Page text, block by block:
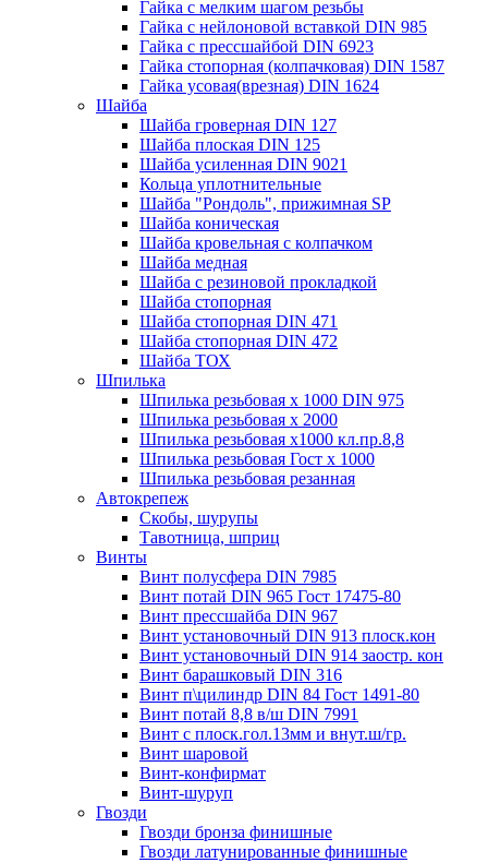
Гайка с мелким шагом резьбы
Гайка с нейлоновой вставкой DIN 985
Гайка с прессшайбой DIN 6923
Гайка стопорная (колпачковая) DIN 1587
Гайка усовая(врезная) DIN 1624
Шайба
Шайба гроверная DIN 127
Шайба плоская DIN 125
Шайба усиленная DIN 9021
Кольца уплотнительные
Шайба "Рондоль", прижимная SP
Шайба коническая
Шайба кровельная с колпачком
Шайба медная
Шайба с резиновой прокладкой
Шайба стопорная
Шайба стопорная DIN 471
Шайба стопорная DIN 472
Шайба ТОХ
Шпилька
Шпилька резьбовая х 1000 DIN 975
Шпилька резьбовая х 2000
Шпилька резьбовая х1000 кл.пр.8,8
Шпилька резьбовая Гост х 1000
Шпилька резьбовая резанная
Автокрепеж
Скобы, шурупы
Тавотница, шприц
Винты
Винт полусфера DIN 7985
Винт потай DIN 965 Гост 17475-80
Винт прессшайба DIN 967
Винт установочный DIN 913 плоск.кон
Винт установочный DIN 914 заостр. кон
Винт барашковый DIN 316
Винт п\цилиндр DIN 84 Гост 1491-80
Винт потай 8,8 в/ш DIN 7991
Винт с плоск.гол.13мм и внут.ш/гр.
Винт шаровой
Винт-конфирмат
Винт-шуруп
Гвозди
Гвозди бронза финишные
Гвозди латунированные финишные